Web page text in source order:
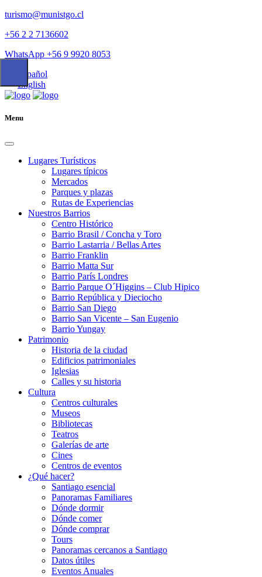
turismo@munistgo.cl
+56 2 2 7136602
WhatsApp +56 9 9920 8053
Español
English
Menu
Lugares Turísticos
Lugares tí­picos
Mercados
Parques y plazas
Rutas de Experiencias
Nuestros Barrios
Centro Histórico
Barrio Brasil / Concha y Toro
Barrio Lastarria / Bellas Artes
Barrio Franklin
Barrio Matta Sur
Barrio Parí­s Londres
Barrio Parque O´Higgins – Club Hipico
Barrio República y Dieciocho
Barrio San Diego
Barrio San Vicente – San Eugenio
Barrio Yungay
Patrimonio
Historia de la ciudad
Edificios patrimoniales
Iglesias
Calles y su historia
Cultura
Centros culturales
Museos
Bibliotecas
Teatros
Galerí­as de arte
Cines
Centros de eventos
¿Qué hacer?
Santiago esencial
Panoramas Familiares
Dónde dormir
Dónde comer
Dónde comprar
Tours
Panoramas cercanos a Santiago
Datos útiles
Eventos Anuales